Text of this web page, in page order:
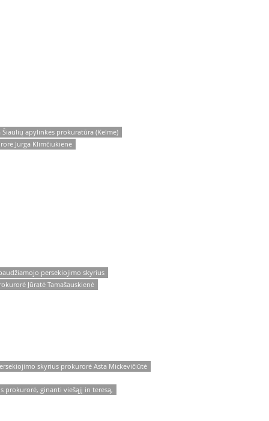
apylinkės prokuratūra (Kelmė)
Jurga Klimčiukienė
persekiojimo skyrius
Jūratė Tamašauskienė
skyrius prokurorė Asta Mickevičiūtė
prokurorė, ginanti viešąjį in teresą,